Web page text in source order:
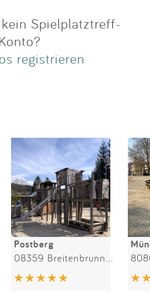
Spielplatztreff-
Konto?
registrieren
Postberg